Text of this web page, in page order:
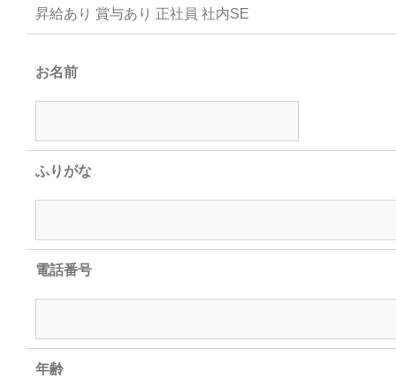
昇給あり 賞与あり 正社員 社内SE
お名前
ふりがな
電話番号
年齢